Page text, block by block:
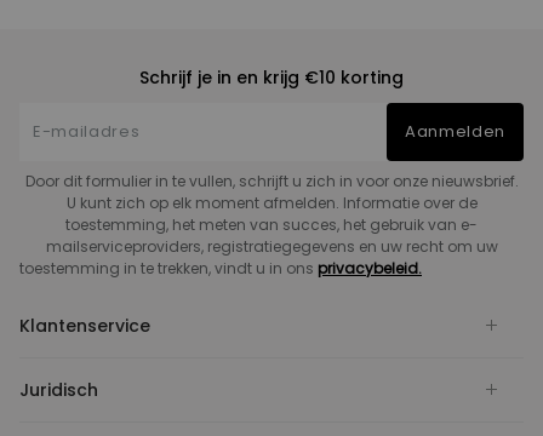
Schrijf je in en krijg €10 korting
Aanmelden
Door dit formulier in te vullen, schrijft u zich in voor onze nieuwsbrief.
U kunt zich op elk moment afmelden. Informatie over de
toestemming, het meten van succes, het gebruik van e-
mailserviceproviders, registratiegegevens en uw recht om uw
toestemming in te trekken, vindt u in ons privacybeleid.
Klantenservice
Juridisch